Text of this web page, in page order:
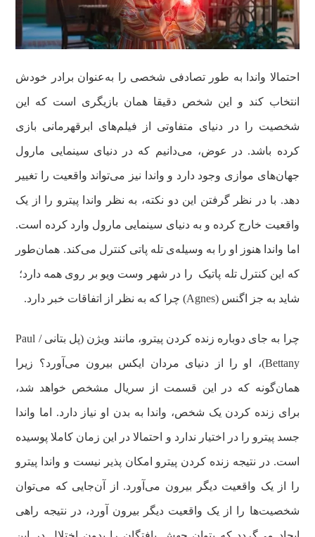
احتمالا واندا به طور تصادفی شخصی را به‌عنوان برادر خودش
انتخاب کند و این شخص دقیقا همان بازیگری است که این
شخصیت را در دنیای متفاوتی از فیلم‌های ابرقهرمانی بازی
کرده باشد. در عوض، می‌دانیم که در دنیای سینمایی مارول
جهان‌های موازی وجود دارد و واندا نیز می‌تواند واقعیت را تغییر
دهد. با در نظر گرفتن این دو نکته، به نظر واندا پیترو را از یک
واقعیت خارج کرده و به دنیای سینمایی مارول وارد کرده است.
اما واندا هنوز او را به وسیله‌ی تله‌ پاتی کنترل می‌کند. همان‌طور
که این کنترل تله پاتیک را در شهر وست ویو بر روی همه دارد؛
شاید به جز اگنس (Agnes) چرا که به نظر از اتفاقات خبر دارد.
چرا به جای دوباره زنده کردن پیترو، مانند ویژن (پل بتانی / Paul
Bettany)، او را از دنیای مردان ایکس بیرون می‌آورد؟ زیرا
همان‌گونه که در این قسمت از سریال مشخص خواهد شد،
برای زنده کردن یک شخص، واندا به بدن او نیاز دارد. اما واندا
جسد پیترو را در اختیار ندارد و احتمالا در این زمان کاملا پوسیده
است. در نتیجه زنده کردن پیترو امکان پذیر نیست و واندا پیترو
را از یک واقعیت دیگر بیرون می‌آورد. از آن‌جایی که می‌توان
شخصیت‌ها را از یک واقعیت دیگر بیرون آورد، در نتیجه راهی